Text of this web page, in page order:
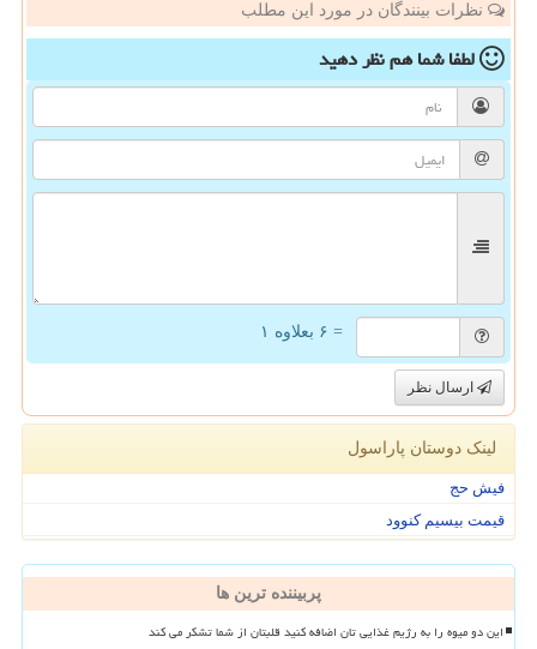
نظرات بینندگان در مورد این مطلب
لطفا شما همنظر دهید
= ۶ بعلاوه ۱
ارسال نظر
لینک دوستان پاراسول
فیش حج
قیمت بیسیم کنوود
پربیننده ترین ها
این دو میوه را به رژیم غذایی تان اضافه کنید قلبتان از شما تشکر می کند